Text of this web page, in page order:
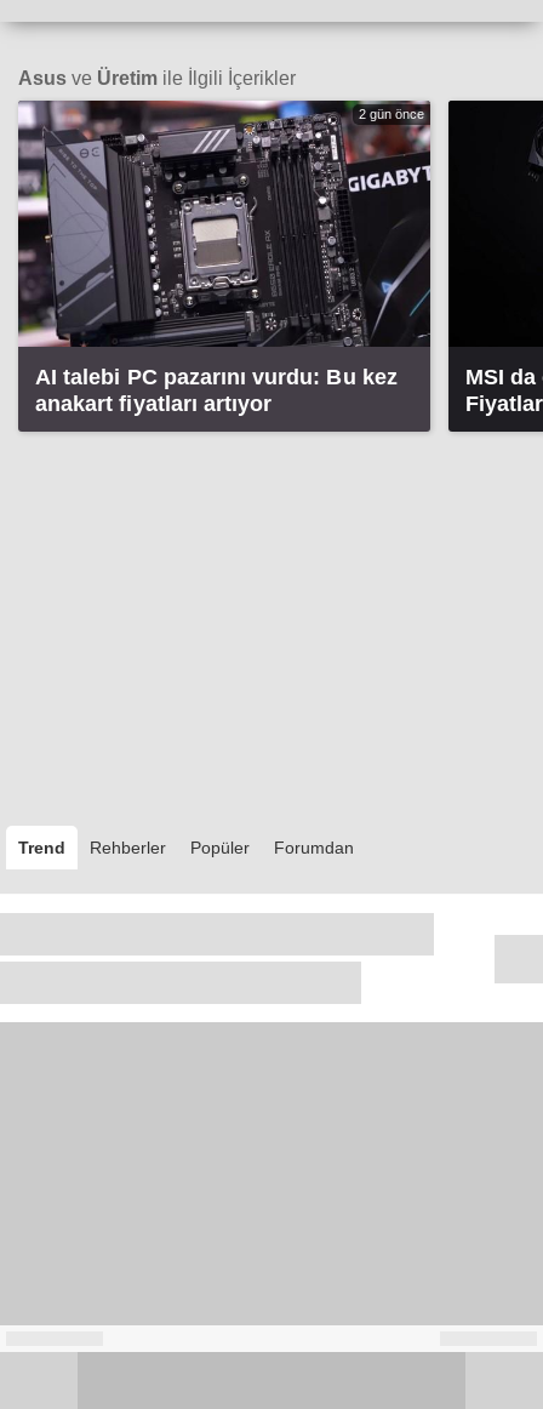
Asus ve Üretim ile İlgili İçerikler
2 gün önce
AI talebi PC pazarını vurdu: Bu kez
anakart fiyatları artıyor
MSI da
Trend Rehberler Popüler Forumdan